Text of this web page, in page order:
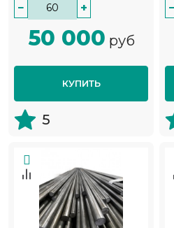
− +
50 000 руб
КУПИТЬ
5
−